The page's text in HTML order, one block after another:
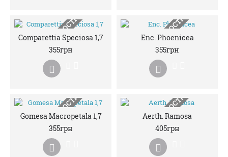
НЕМАЄ В НАЯВНОСТІ
Comparettia Speciosa 1,7
355грн
НЕМАЄ В НАЯВНОСТІ
Enc. Phoenicea
355грн
НЕМАЄ В НАЯВНОСТІ
Gomesa Macropetala 1,7
355грн
НЕМАЄ В НАЯВНОСТІ
Aerth. Ramosa
405грн